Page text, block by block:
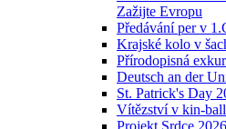
Zažijte Evropu
Předávání per v
Krajské kolo v
Přírodopisná
Deutsch an der
St. Patrick's Day
Vítězství v kin-